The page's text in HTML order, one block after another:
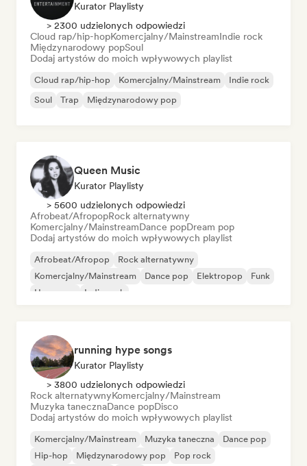
Kurator Playlisty
> 2300 udzielonych odpowiedzi
Cloud rap/hip-hopKomercjalny/MainstreamIndie rock
Międzynarodowy popSoul
Dodaj artystów do moich wpływowych playlist
Cloud rap/hip-hop Komercjalny/Mainstream
Indie rock
Soul
Trap Międzynarodowy pop
Queen Music
Kurator Playlisty
> 5600 udzielonych odpowiedzi
Afrobeat/AfropopRock alternatywny
Komercjalny/MainstreamDance popDream pop
Dodaj artystów do moich wpływowych playlist
Afrobeat/Afropop
Rock alternatywny
Komercjalny/Mainstream
Dance pop Elektropop
Funk
Hyperpop
Indie rock
running hype songs
Kurator Playlisty
> 3800 udzielonych odpowiedzi
Rock alternatywnyKomercjalny/Mainstream
Muzyka tanecznaDance popDisco
Dodaj artystów do moich wpływowych playlist
Komercjalny/Mainstream Muzyka taneczna
Dance pop
Hip-hop
Międzynarodowy pop
Pop rock